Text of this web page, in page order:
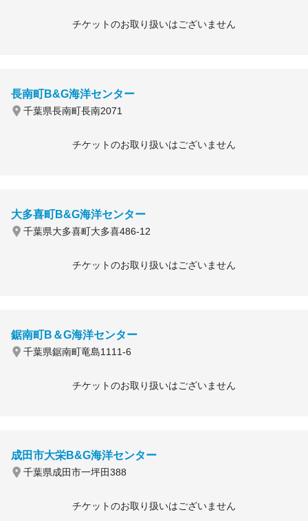
チケットのお取り扱いはございません
長南町B&G海洋センター
千葉県長南町長南2071
チケットのお取り扱いはございません
大多喜町B&G海洋センター
千葉県大多喜町大多喜486-12
チケットのお取り扱いはございません
鋸南町B＆G海洋センター
千葉県鋸南町竜島1111-6
チケットのお取り扱いはございません
成田市大栄B&G海洋センター
千葉県成田市一坪田388
チケットのお取り扱いはございません